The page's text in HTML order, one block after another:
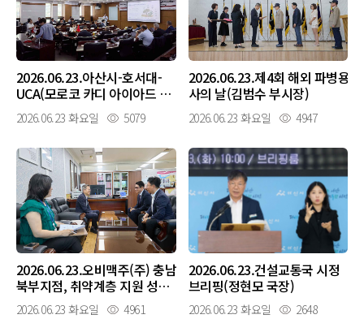
2026.06.23.아산시-호서대-
UCA(모로코 카디 아이아드 대
학교) 미래산업 파트너십 협약
식(김범수 부시장)
2026.06.23 화요일 5079
2026.06.23.제4회 해외 파병용
사의 날(김범수 부시장)
2026.06.23 화요일 4947
2026.06.23.오비맥주(주) 충남
북부지점, 취약계층 지원 성금
전달(김범수 부시장)
2026.06.23 화요일 4961
2026.06.23.건설교통국 시정
브리핑(정현모 국장)
2026.06.23 화요일 2648